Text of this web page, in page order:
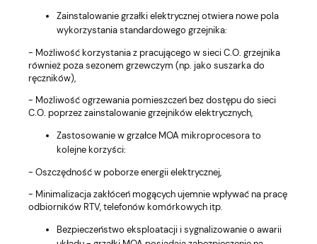
Zainstalowanie grzałki elektrycznej otwiera nowe pola
wykorzystania standardowego grzejnika:
- Możliwość korzystania z pracującego w sieci C.O. grzejnika
również poza sezonem grzewczym (np. jako suszarka do
ręczników),
- Możliwość ogrzewania pomieszczeń bez dostępu do sieci
C.O. poprzez zainstalowanie grzejników elektrycznych,
Zastosowanie w grzałce MOA mikroprocesora to
kolejne korzyści:
- Oszczędność w poborze energii elektrycznej,
- Minimalizacja zakłóceń mogących ujemnie wpływać na pracę
odbiorników RTV, telefonów komórkowych itp.
Bezpieczeństwo eksploatacji i sygnalizowanie o awarii